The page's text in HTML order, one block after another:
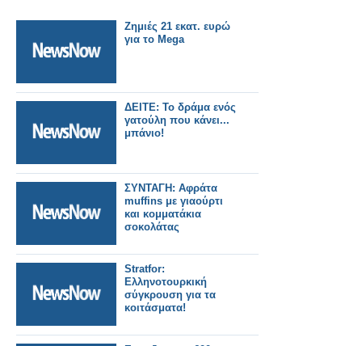
Ζημιές 21 εκατ. ευρώ
για τo Mega
ΔΕΙΤΕ: To δράμα ενός
γατούλη που κάνει...
μπάνιο!
ΣΥΝΤΑΓΗ: Αφράτα
muffins με γιαούρτι
και κομματάκια
σοκολάτας
Stratfor:
Ελληνοτουρκική
σύγκρουση για τα
κοιτάσματα!